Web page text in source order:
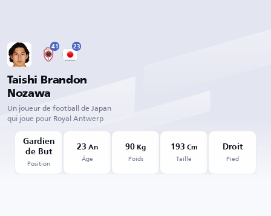
41 23
Taishi Brandon
Nozawa
Un joueur de football de Japan
qui joue pour Royal Antwerp
Gardien
de But
Position
23 An
Âge
90 Kg
Poids
193 Cm
Taille
Droit
Pied